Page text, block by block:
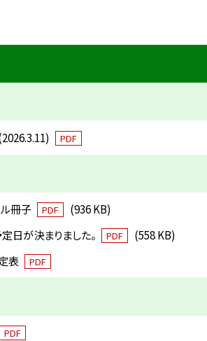
PDF
冊子 PDF
(936 KB)
日が決まりました。
PDF
(558 KB)
表
PDF
PDF